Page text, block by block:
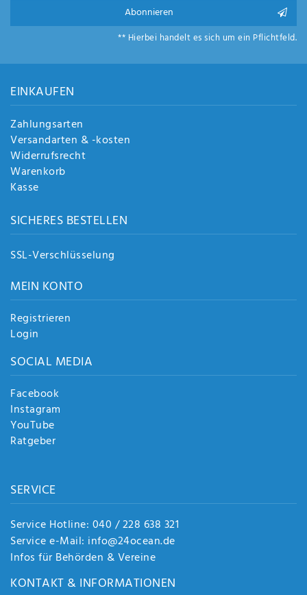
Abonnieren
** Hierbei handelt es sich um ein Pflichtfeld.
EINKAUFEN
Zahlungsarten
Versandarten & -kosten
Widerrufsrecht
Warenkorb
Kasse
SICHERES BESTELLEN
SSL-Verschlüsselung
MEIN KONTO
Registrieren
Login
SOCIAL MEDIA
Facebook
Instagram
YouTube
Ratgeber
SERVICE
Service Hotline: 040 / 228 638 321
Service e-Mail: info@24ocean.de
Infos für Behörden & Vereine
KONTAKT & INFORMATIONEN